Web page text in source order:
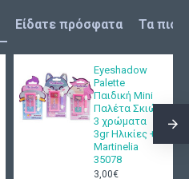
Είδατε πρόσφατα Τα πιο
Eyeshadow
Palette
Παιδική Mini
Παλέτα Σκιών
3 χρώματα
3gr Ηλικίες +3
Martinelia
35078
3,00€